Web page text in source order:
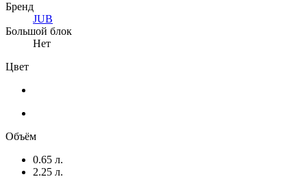
Бренд
JUB
Большой блок
Нет
Цвет
Объём
0.65 л.
2.25 л.